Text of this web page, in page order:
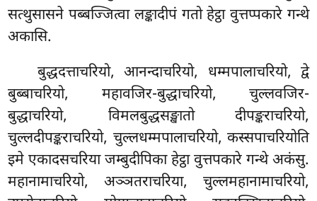
सत्थुसासने पब्बज्जित्वा लङ्कादीपं गतो हेट्ठा वुत्तप्पकारे गन्थे
अकासि.
बुद्धदत्ताचरियो, आनन्दाचरियो, धम्मपालाचरियो, द्वे
बुब्बाचरियो, महावजिर-बुद्धाचरियो, चुल्लवजिर-
बुद्धाचरियो, विमलबुद्धसङ्खातो दीपङ्कराचरियो,
चुल्लदीपङ्कराचरियो, चुल्लधम्मपालाचरियो, कस्सपाचरियोति
इमे एकादसचरिया जम्बुदीपिका हेट्ठा वुत्तपकारे गन्थे अकंसु.
महानामाचरियो, अञ्ञतराचरिया, चुल्लमहानामाचरियो,